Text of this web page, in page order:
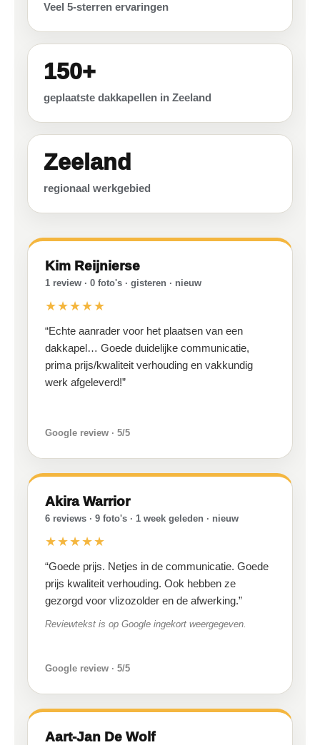
Veel 5-sterren ervaringen
150+
geplaatste dakkapellen in Zeeland
Zeeland
regionaal werkgebied
Kim Reijnierse
1 review · 0 foto's · gisteren · nieuw
★★★★★
“Echte aanrader voor het plaatsen van een
dakkapel… Goede duidelijke communicatie,
prima prijs/kwaliteit verhouding en vakkundig
werk afgeleverd!”
Google review · 5/5
Akira Warrior
6 reviews · 9 foto's · 1 week geleden · nieuw
★★★★★
“Goede prijs. Netjes in de communicatie. Goede
prijs kwaliteit verhouding. Ook hebben ze
gezorgd voor vlizozolder en de afwerking.”
Reviewtekst is op Google ingekort weergegeven.
Google review · 5/5
Aart-Jan De Wolf